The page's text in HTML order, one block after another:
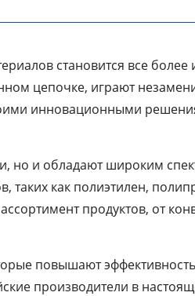
становится все более
цепочке, играют
инновационными
но и обладают широким
таких как полиэтилен,
продуктов, от
повышают эффективность
производители в